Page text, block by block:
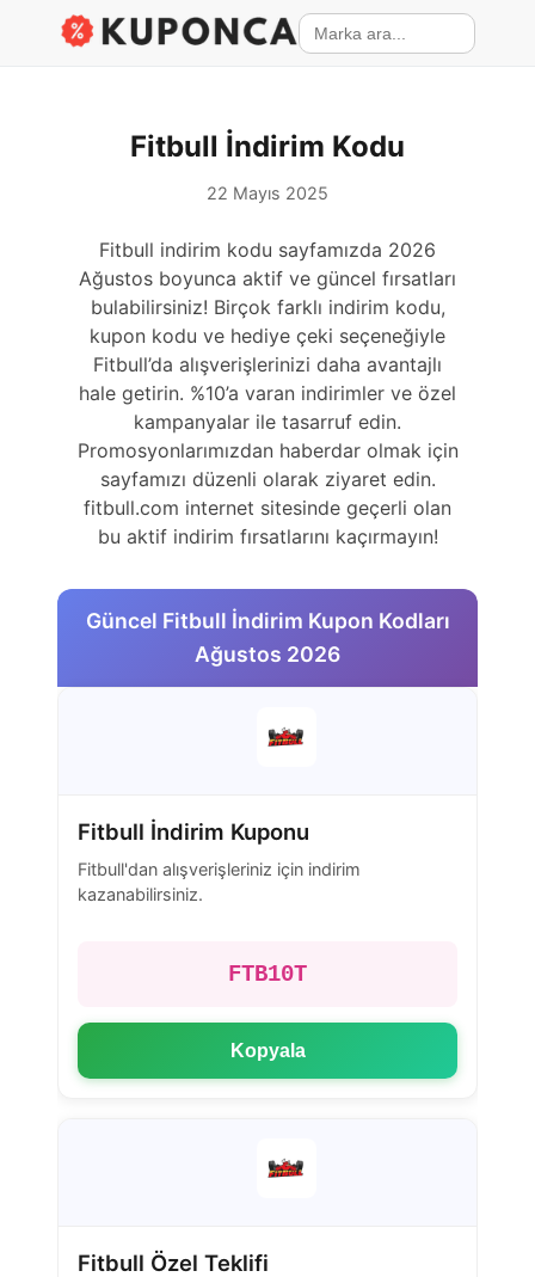
Fitbull İndirim Kodu
22 Mayıs 2025
Fitbull indirim kodu sayfamızda 2026
Ağustos boyunca aktif ve güncel fırsatları
bulabilirsiniz! Birçok farklı indirim kodu,
kupon kodu ve hediye çeki seçeneğiyle
Fitbull’da alışverişlerinizi daha avantajlı
hale getirin. %10’a varan indirimler ve özel
kampanyalar ile tasarruf edin.
Promosyonlarımızdan haberdar olmak için
sayfamızı düzenli olarak ziyaret edin.
fitbull.com internet sitesinde geçerli olan
bu aktif indirim fırsatlarını kaçırmayın!
Güncel Fitbull İndirim Kupon Kodları
Ağustos 2026
Fitbull İndirim Kuponu
Fitbull'dan alışverişleriniz için indirim
kazanabilirsiniz.
FTB10T
Kopyala
Fitbull Özel Teklifi